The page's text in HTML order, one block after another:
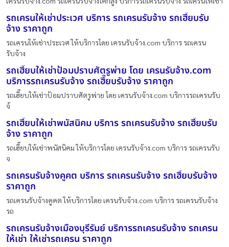
รถเครนให้เช่าประเวศ บริการ รถเครนรับจ้าง รถเฮี๊ยบรับ
จ้าง ราคาถูก
รถเครนให้เช่าประเวศ ให้บริการโดย เครนรับจ้าง.com บริการ รถเครน
รับจ้าง
รถเฮี๊ยบให้เช่าป้อมปราบศัตรูพ่าย โดย เครนรับจ้าง.com
บริการรถเครนรับจ้าง รถเฮี๊ยบรับจ้าง ราคาถูก
รถเฮี๊ยบให้เช่าป้อมปราบศัตรูพ่าย โดย เครนรับจ้าง.com บริการรถเครนรับ
จ้
รถเฮี๊ยบให้เช่าพนัสนิคม บริการ รถเครนรับจ้าง รถเฮี๊ยบรับ
จ้าง ราคาถูก
รถเฮี๊ยบให้เช่าพนัสนิคม ให้บริการโดย เครนรับจ้าง.com บริการ รถเครนรับ
จ
รถเครนรับจ้างคูคต บริการ รถเครนรับจ้าง รถเฮี๊ยบรับจ้าง
ราคาถูก
รถเครนรับจ้างคูคต ให้บริการโดย เครนรับจ้าง.com บริการ รถเครนรับจ้าง
รถ
รถเครนรับจ้างเมืองบุรีรัมย์ บริการรถเครนรับจ้าง รถเครน
ให้เช่า ให้เช่ารถเครน ราคาถูก